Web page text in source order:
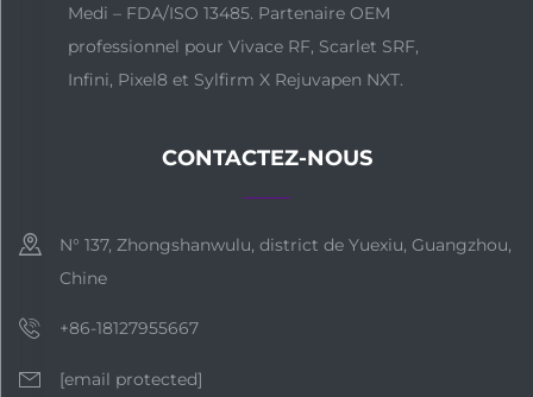
Medi – FDA/ISO 13485. Partenaire OEM
professionnel pour Vivace RF, Scarlet SRF,
Infini, Pixel8 et Sylfirm X Rejuvapen NXT.
CONTACTEZ-NOUS
N° 137, Zhongshanwulu, district de Yuexiu, Guangzhou,
Chine
+86-18127955667
[email protected]